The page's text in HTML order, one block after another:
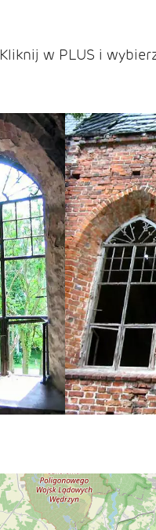
Kliknij w PLUS i